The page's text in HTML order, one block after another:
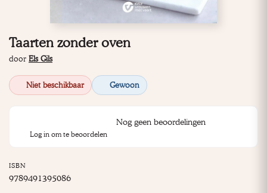
Taarten zonder oven
door Els Gils
Niet beschikbaar Gewoon
Nog geen beoordelingen
Log in om te beoordelen
ISBN
9789491395086